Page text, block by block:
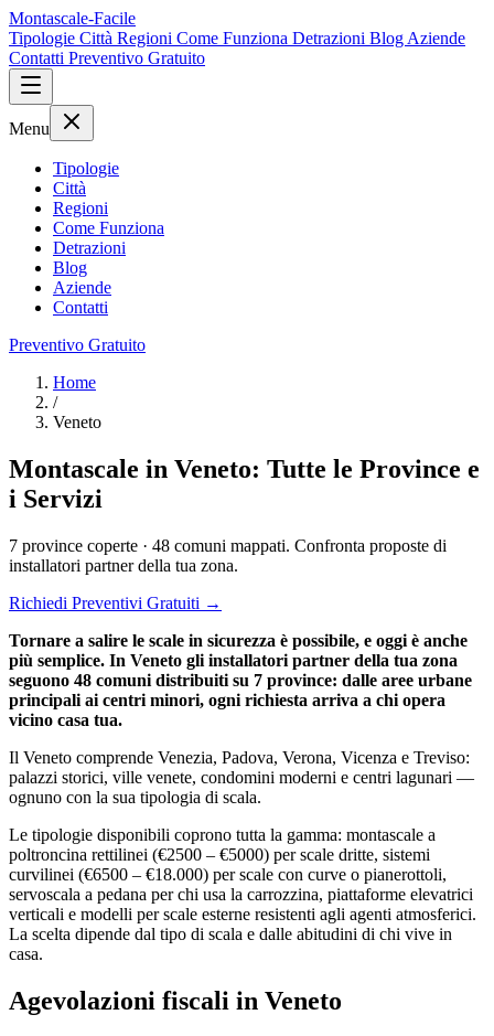
Montascale-Facile
Tipologie Città Regioni Come Funziona Detrazioni Blog Aziende
Contatti Preventivo Gratuito
Menu
Tipologie
Città
Regioni
Come Funziona
Detrazioni
Blog
Aziende
Contatti
Preventivo Gratuito
Home
/
Veneto
Montascale in Veneto: Tutte le Province e
i Servizi
7 province coperte · 48 comuni mappati. Confronta proposte di
installatori partner della tua zona.
Richiedi Preventivi Gratuiti →
Tornare a salire le scale in sicurezza è possibile, e oggi è anche
più semplice. In Veneto gli installatori partner della tua zona
seguono 48 comuni distribuiti su 7 province: dalle aree urbane
principali ai centri minori, ogni richiesta arriva a chi opera
vicino casa tua.
Il Veneto comprende Venezia, Padova, Verona, Vicenza e Treviso:
palazzi storici, ville venete, condomini moderni e centri lagunari —
ognuno con la sua tipologia di scala.
Le tipologie disponibili coprono tutta la gamma: montascale a
poltroncina rettilinei (€2500 – €5000) per scale dritte, sistemi
curvilinei (€6500 – €18.000) per scale con curve o pianerottoli,
servoscala a pedana per chi usa la carrozzina, piattaforme elevatrici
verticali e modelli per scale esterne resistenti agli agenti atmosferici.
La scelta dipende dal tipo di scala e dalle abitudini di chi vive in
casa.
Agevolazioni fiscali in Veneto